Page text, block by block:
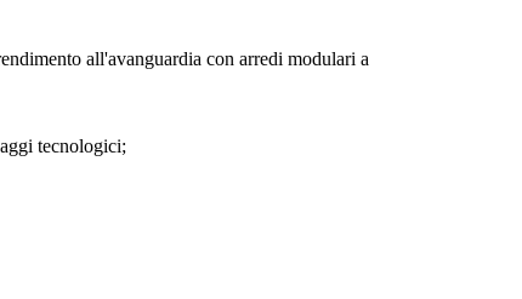
all'avanguardia con arredi modulari a
tecnologici;